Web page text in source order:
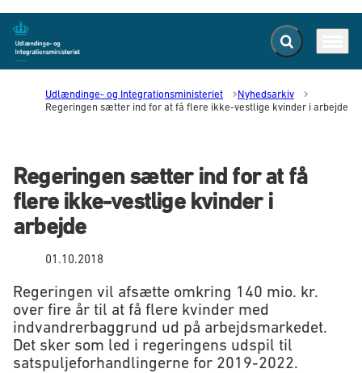
Gå til forsiden Fold søgefelt ud
Udlændinge- og Integrationsministeriet
Nyhedsarkiv
Regeringen sætter ind for at få flere ikke-vestlige kvinder i arbejde
Regeringen sætter ind for at få
flere ikke-vestlige kvinder i
arbejde
01.10.2018
Regeringen vil afsætte omkring 140 mio. kr.
over fire år til at få flere kvinder med
indvandrerbaggrund ud på arbejdsmarkedet.
Det sker som led i regeringens udspil til
satspuljeforhandlingerne for 2019-2022.